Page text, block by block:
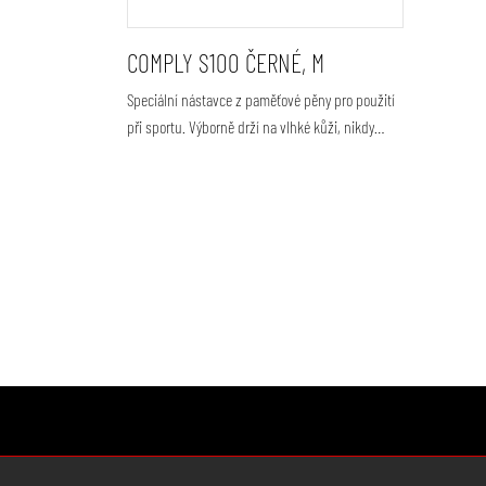
COMPLY S100 ČERNÉ, M
Speciální nástavce z paměťové pěny pro použití
při sportu. Výborně drží na vlhké kůži, nikdy…